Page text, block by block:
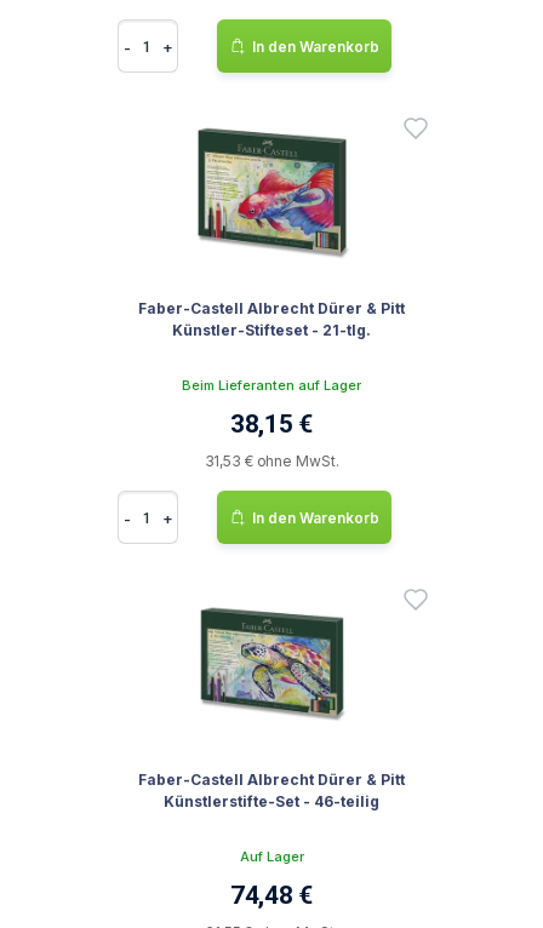
- + In den Warenkorb
Faber-Castell Albrecht Dürer & Pitt
Künstler-Stifteset - 21-tlg.
Beim Lieferanten auf Lager
38,15 €
31,53 € ohne MwSt.
- + In den Warenkorb
Faber-Castell Albrecht Dürer & Pitt
Künstlerstifte-Set - 46-teilig
Auf Lager
74,48 €